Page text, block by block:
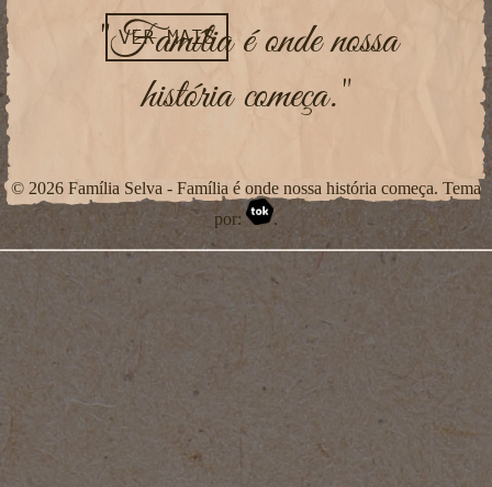
VER MAIS
"Família é onde nossa
história começa."
© 2026 Família Selva - Família é onde nossa história começa. Tema
por:
.